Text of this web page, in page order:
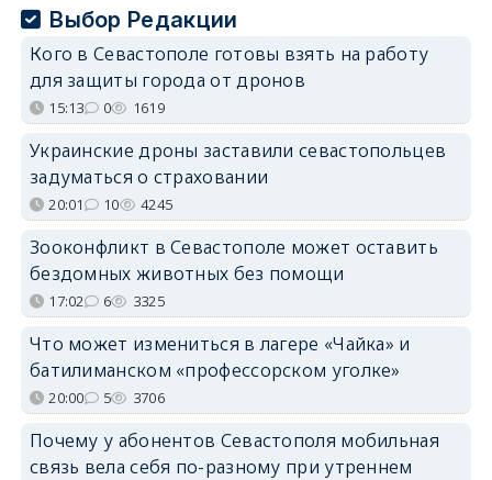
Выбор Редакции
Кого в Севастополе готовы взять на работу
для защиты города от дронов
15:13 0 1619
Украинские дроны заставили севастопольцев
задуматься о страховании
20:01 10 4245
Зооконфликт в Севастополе может оставить
бездомных животных без помощи
17:02 6 3325
Что может измениться в лагере «Чайка» и
батилиманском «профессорском уголке»
20:00 5 3706
Почему у абонентов Севастополя мобильная
связь вела себя по-разному при утреннем